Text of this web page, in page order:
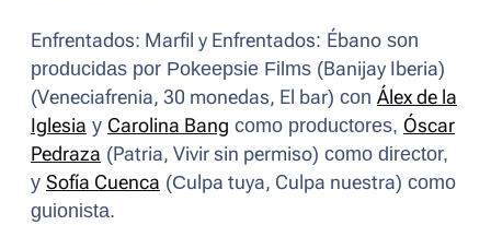
Enfrentados: Marfil y Enfrentados: Ébano son
producidas por Pokeepsie Films (Banijay Iberia)
(Veneciafrenia, 30 monedas, El bar) con Álex de la
Iglesia y Carolina Bang como productores, Óscar
Pedraza (Patria, Vivir sin permiso) como director,
y Sofía Cuenca (Culpa tuya, Culpa nuestra) como
guionista.